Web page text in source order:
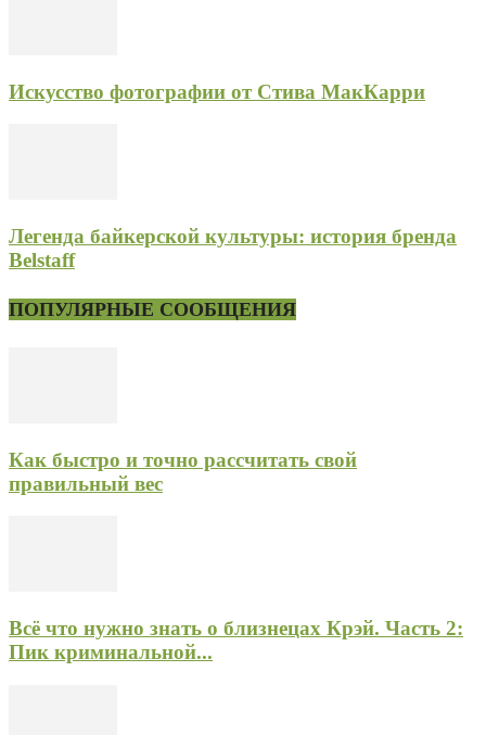
Искусство фотографии от Стива МакКарри
Легенда байкерской культуры: история бренда
Belstaff
ПОПУЛЯРНЫЕ СООБЩЕНИЯ
Как быстро и точно рассчитать свой
правильный вес
Всё что нужно знать о близнецах Крэй. Часть 2:
Пик криминальной...